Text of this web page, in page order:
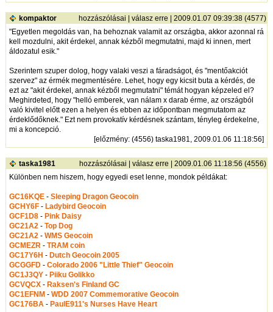
kompaktor hozzászólásai | válasz erre | 2009.01.07 09:39:38 (4577)
"Egyetlen megoldás van, ha behoznak valamit az országba, akkor azonnal rá
kell mozdulni, akit érdekel, annak kézből megmutatni, majd ki innen, mert
áldozatul esik."
Szerintem szuper dolog, hogy valaki veszi a fáradságot, és "mentőakciót
szervez" az érmék megmentésére. Lehet, hogy egy kicsit buta a kérdés, de
ezt az "akit érdekel, annak kézből megmutatni" témát hogyan képzeled el?
Meghirdeted, hogy "helló emberek, van nálam x darab érme, az országból
való kivitel előtt ezen a helyen és ebben az időpontban megmutatom az
érdeklődőknek." Ezt nem provokatív kérdésnek szántam, tényleg érdekelne,
mi a koncepció.
[előzmény: (4556) taska1981, 2009.01.06 11:18:56]
taska1981 hozzászólásai | válasz erre | 2009.01.06 11:18:56 (4556)
Különben nem hiszem, hogy egyedi eset lenne, mondok példákat:
GC16KQE- Sleeping Dragon Geocoin
GCHY6F- Ladybird Geocoin
GCF1D8- Pink Daisy
GC21A2 - Top Dog
GC21A2 - WMS Geocoin
GCMEZR - TRAM coin
GC17Y6H - Dutch Geocoin 2005
GCGGFD- Colorado 2006 "Little Thief" Geocoin
GC1J3QY- Piiku Golikko
GCVQCX- Raksen's Finland GC
GC1EFNM- WDD 2007 Commemorative Geocoin
GC176BA - PaulE911's Nurses Have Heart